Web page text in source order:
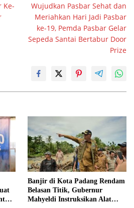
Ke-
Wujudkan Pasbar Sehat dan
Meriahkan Hari Jadi Pasbar
ke-19, Pemda Pasbar Gelar
Sepeda Santai Bertabur Door
Prize
Banjir di Kota Padang Rendam
Belasan Titik, Gubernur
Mahyeldi Instruksikan Alat